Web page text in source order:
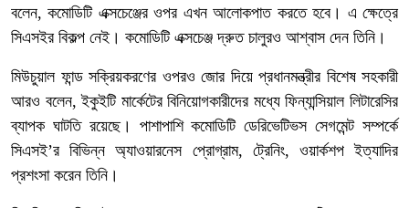
বলেন, কমোডিটি এক্সচেঞ্জের ওপর এখন আলোকপাত করতে হবে। এ ক্ষেত্রে
সিএসইর বিকল্প নেই। কমোডিটি এক্সচেঞ্জ দ্রুত চালুরও আশ্বাস দেন তিনি।
মিউচুয়াল ফান্ড সক্রিয়করণের ওপরও জোর দিয়ে প্রধানমন্ত্রীর বিশেষ সহকারী
আরও বলেন, ইকুইটি মার্কেটের বিনিয়োগকারীদের মধ্যে ফিন্যান্সিয়াল লিটারেসির
ব্যাপক ঘাটতি রয়েছে। পাশাপাশি কমোডিটি ডেরিভেটিভস সেগমেন্ট সম্পর্কে
সিএসই’র বিভিন্ন অ্যাওয়ারনেস প্রোগ্রাম, ট্রেনিং, ওয়ার্কশপ ইত্যাদির
প্রশংসা করেন তিনি।